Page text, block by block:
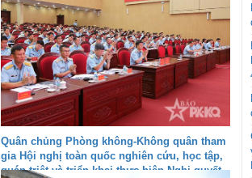
Quân chủng Phòng không-Không quân tham
gia Hội nghị toàn quốc nghiên cứu, học tập,
quán triệt và triển khai thực hiện Nghị quyết